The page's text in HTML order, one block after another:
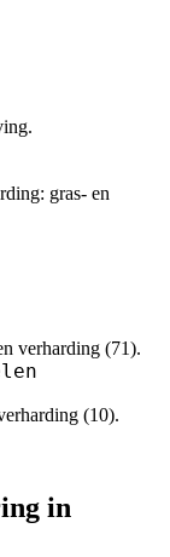
gras- en
verharding (71).
(10).
in